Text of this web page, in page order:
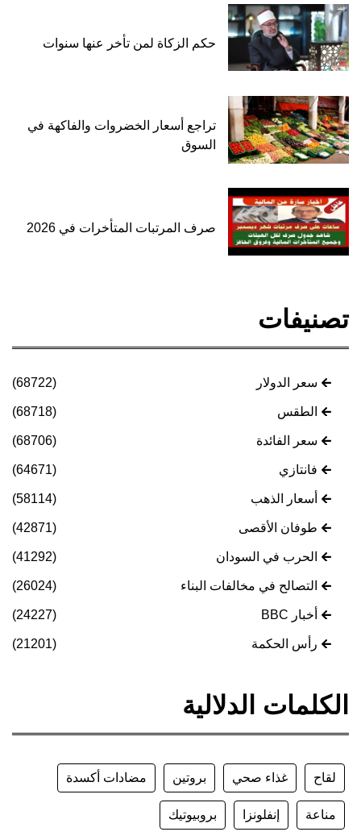
حكم الزكاة لمن تأخر عنها سنوات
تراجع أسعار الخضروات والفاكهة في
السوق
صرف المرتبات المتأخرات في 2026
تصنيفات
سعر الدولار (68722)
الطقس (68718)
سعر الفائدة (68706)
فانتازي (64671)
أسعار الذهب (58114)
طوفان الأقصى (42871)
الحرب في السودان (41292)
التصالح في مخالفات البناء (26024)
أخبار BBC (24227)
رأس الحكمة (21201)
الكلمات الدلالية
لقاح غذاء صحي بروتين مضادات أكسدة
مناعة إنفلونزا بروبيوتيك